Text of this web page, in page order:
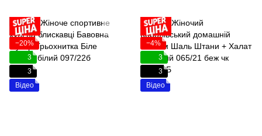
−20%
3
3
Відео
−4%
3
3
Відео